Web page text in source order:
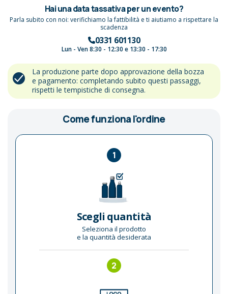
Hai una data tassativa per un evento?
Parla subito con noi: verifichiamo la fattibilità e ti aiutiamo a rispettare la
scadenza
0331 601130
Lun - Ven 8:30 - 12:30 e 13:30 - 17:30
La produzione parte dopo approvazione della bozza
e pagamento: completando subito questi passaggi,
rispetti le tempistiche di consegna.
Come funziona l'ordine
1
Scegli quantità
Seleziona il prodotto
e la quantità desiderata
2